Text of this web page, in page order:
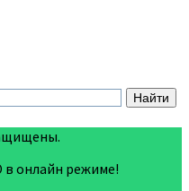
онлайн режиме!